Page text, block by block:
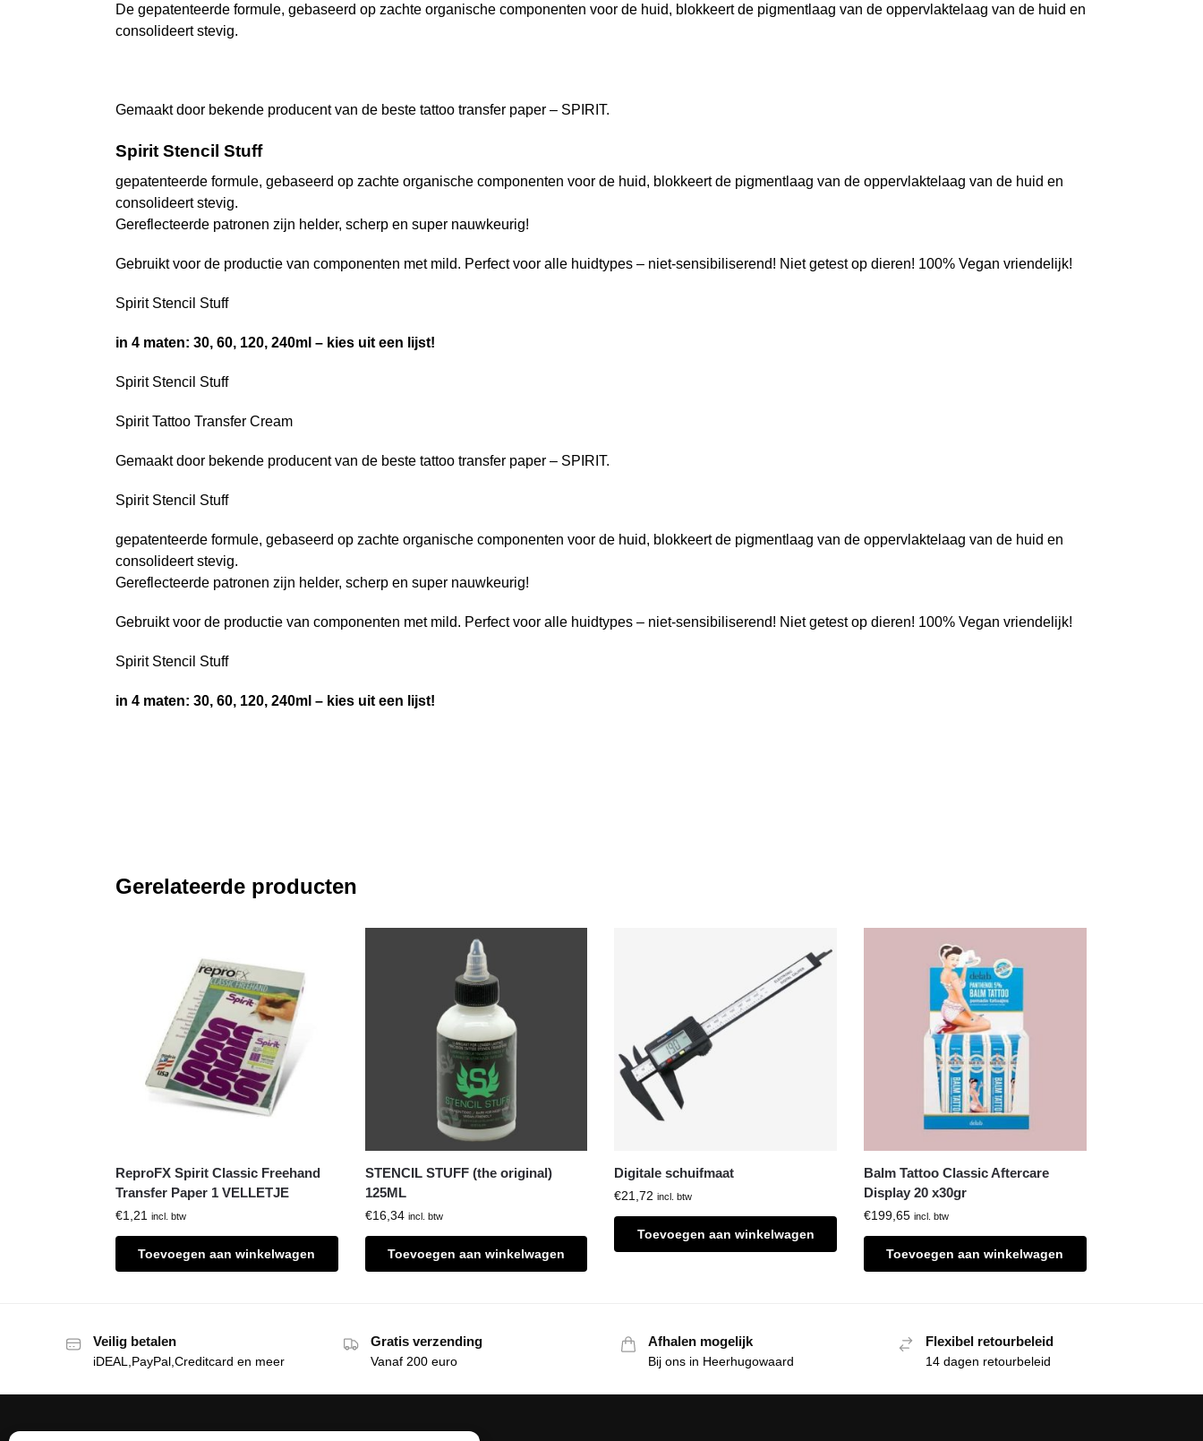
De gepatenteerde formule, gebaseerd op zachte organische componenten voor de huid, blokkeert de pigmentlaag van de oppervlaktelaag van de huid en
consolideert stevig.
Gemaakt door bekende producent van de beste tattoo transfer paper – SPIRIT.
Spirit Stencil Stuff
gepatenteerde formule, gebaseerd op zachte organische componenten voor de huid, blokkeert de pigmentlaag van de oppervlaktelaag van de huid en
consolideert stevig.
Gereflecteerde patronen zijn helder, scherp en super nauwkeurig!
Gebruikt voor de productie van componenten met mild. Perfect voor alle huidtypes – niet-sensibiliserend! Niet getest op dieren! 100% Vegan vriendelijk!
Spirit Stencil Stuff
in 4 maten: 30, 60, 120, 240ml – kies uit een lijst!
Spirit Stencil Stuff
Spirit Tattoo Transfer Cream
Gemaakt door bekende producent van de beste tattoo transfer paper – SPIRIT.
Spirit Stencil Stuff
gepatenteerde formule, gebaseerd op zachte organische componenten voor de huid, blokkeert de pigmentlaag van de oppervlaktelaag van de huid en
consolideert stevig.
Gereflecteerde patronen zijn helder, scherp en super nauwkeurig!
Gebruikt voor de productie van componenten met mild. Perfect voor alle huidtypes – niet-sensibiliserend! Niet getest op dieren! 100% Vegan vriendelijk!
Spirit Stencil Stuff
in 4 maten: 30, 60, 120, 240ml – kies uit een lijst!
Gerelateerde producten
ReproFX Spirit Classic Freehand
Transfer Paper 1 VELLETJE
€1,21 incl. btw
Toevoegen aan winkelwagen
STENCIL STUFF (the original)
125ML
€16,34 incl. btw
Toevoegen aan winkelwagen
Digitale schuifmaat
€21,72 incl. btw
Toevoegen aan winkelwagen
Balm Tattoo Classic Aftercare
Display 20 x30gr
€199,65 incl. btw
Toevoegen aan winkelwagen
Veilig betalen
iDEAL,PayPal,Creditcard en meer
Gratis verzending
Vanaf 200 euro
Afhalen mogelijk
Bij ons in Heerhugowaard
Flexibel retourbeleid
14 dagen retourbeleid